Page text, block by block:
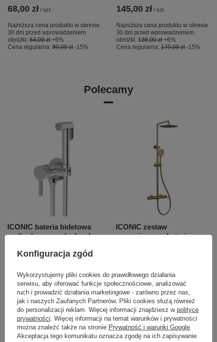
68,00 zł / szt.
Najniższa cena produktu w okresie
30 dni przed wprowadzeniem
obniżki: 64,00 zł +6%
Cena regularna: 80,00 zł -15%
145,00 zł / szt.
Najniższa cena produktu w okresie
30 dni przed wprowadzeniem
obniżki: 136,00 zł +6%
Cena regularna: 170,00 zł -15%
Polecamy
ICONIC bateria bidetowa
podtynkowa ze słuchawką
579,70 zł
ICONIC zestaw
prysznicowy z baterią
Konfiguracja zgód
Wykorzystujemy pliki cookies do prawidłowego działania
serwisu, aby oferować funkcje społecznościowe, analizować
ruch i prowadzić działania marketingowe - zarówno przez nas,
jak i naszych Zaufanych Partnerów. Pliki cookies służą również
do personalizacji reklam. Więcej informacji znajdziesz w polityce
prywatności . Więcej informacji na temat warunków i prywatności
można znaleźć także na stronie Prywatność i warunki Google
Akceptacja tego komunikatu oznacza zgodę na ich zapisywanie